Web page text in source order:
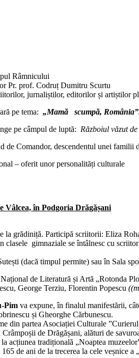
Râmnicului
Pr. prof. Codruț Dumitru Scurtu
jurnaliștilor, editorilor și artiștilor
pe tema: „Mamă scumpă,
pe câmpul de luptă: Războiul văzut
de Comandor, descendentul unei familii
– oferit unor personalități culturale
Vâlcea, în Podgoria Drăgășani
grădiniță. Participă scriitorii: Eliza
gimnaziale se întâlnesc cu
(dacă timpul permite) sau în Sala
de Literatură și Artă „Rotonda
George Terziu, Florentin Popescu
Pim va expune, în finalul manifestării,
și Gheorghe Cărbunescu.
din partea Asociației Culturale
de Drăgășani, alături de
acțiunea tradițională „Noaptea
de ani de la trecerea la cele veșnice